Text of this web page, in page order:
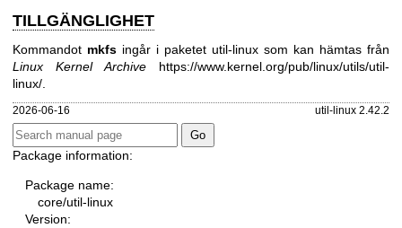
TILLGÄNGLIGHET
Kommandot mkfs ingår i paketet util-linux som kan hämtas från
Linux Kernel Archive
https://www.kernel.org/pub/linux/utils/util-
linux/
2026-06-16 util-linux 2.42.2
Package information:
Package name:
core/util-linux
Version: